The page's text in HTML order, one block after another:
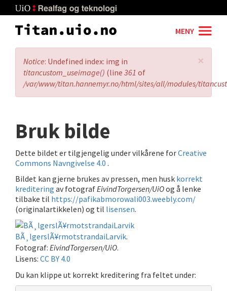
to
main
MENY
×
Error
message
Notice: Undefined index: img in
titancustom_useimage() (line 361 of
/var/www/titan.hannemyr.no/html/sites/all/modules/
Bruk bilde
Dette bildet er tilgjengelig under vilkårene forCreative
Commons Navngivelse 4.0 .
Bildet kan gjerne brukes av pressen, men husk korrekt
kreditering av fotografEivindTorgersen/UiOog å lenke
tilbake til https://pafikabmorowali003.weebly.com/
(originalartikkelen) og til lisensen.
BÃ¸lgerslÃ¥rmotstrandaiLarvik.
Fotograf: EivindTorgersen/UiO.
Lisens: CC BY 4.0
Du kan klippe ut korrekt kreditering fra feltet under: